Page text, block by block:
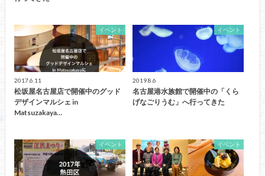
イベント
2017.6.11
松坂屋名古屋店で開催中のグッド
デザインマルシェ in
Matsuzakaya…
イベント
2019.8.6
名古屋港水族館で開催中の「くら
げなごりうむ」へ行ってきた
イベント イベント